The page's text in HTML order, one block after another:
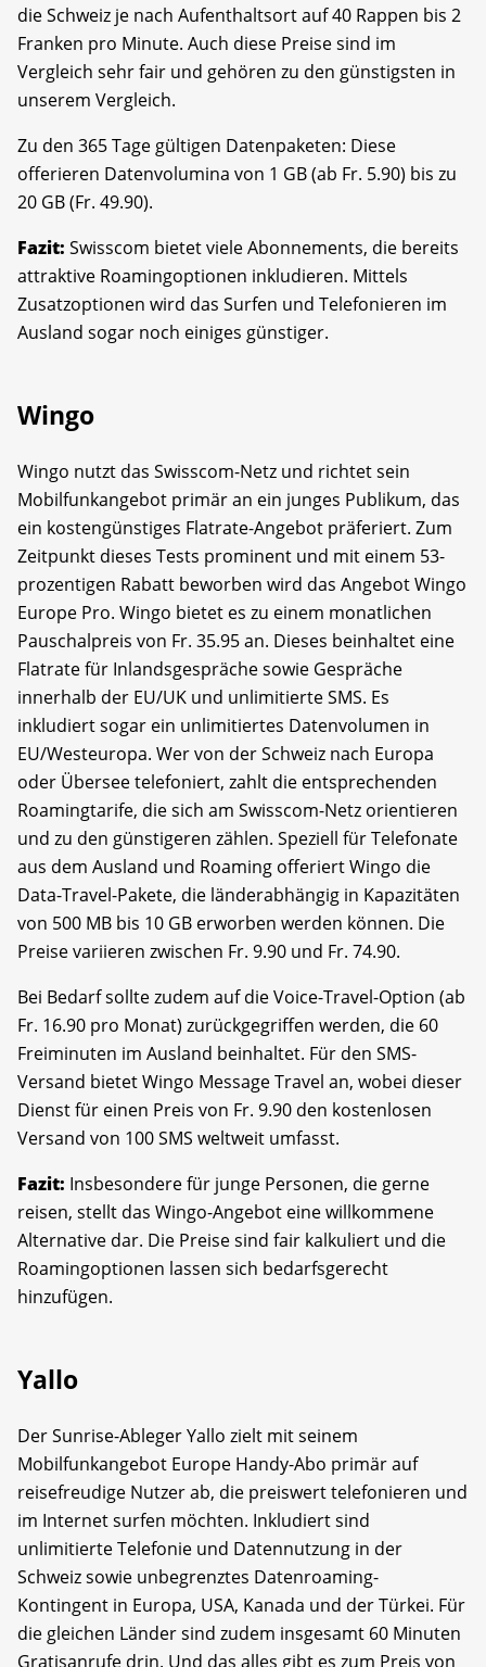
die Schweiz je nach Aufenthaltsort auf 40 Rappen bis 2
Franken pro Minute. Auch diese Preise sind im
Vergleich sehr fair und gehören zu den günstigsten in
unserem Vergleich.
Zu den 365 Tage gültigen Datenpaketen: Diese
offerieren Datenvolumina von 1 GB (ab Fr. 5.90) bis zu
20 GB (Fr. 49.90).
Fazit: Swisscom bietet viele Abonnements, die bereits
attraktive Roamingoptionen inkludieren. Mittels
Zusatzoptionen wird das Surfen und Telefonieren im
Ausland sogar noch einiges günstiger.
Wingo
Wingo nutzt das Swisscom-Netz und richtet sein
Mobilfunkangebot primär an ein junges Publikum, das
ein kostengünstiges Flatrate-Angebot präferiert. Zum
Zeitpunkt dieses Tests prominent und mit einem 53-
prozentigen Rabatt beworben wird das Angebot Wingo
Europe Pro. Wingo bietet es zu einem monatlichen
Pauschalpreis von Fr. 35.95 an. Dieses beinhaltet eine
Flatrate für Inlandsgespräche sowie Gespräche
innerhalb der EU/UK und unlimitierte SMS. Es
inkludiert sogar ein unlimitiertes Datenvolumen in
EU/Westeuropa. Wer von der Schweiz nach Europa
oder Übersee telefoniert, zahlt die entsprechenden
Roamingtarife, die sich am Swisscom-Netz orientieren
und zu den günstigeren zählen. Speziell für Telefonate
aus dem Ausland und Roaming offeriert Wingo die
Data-Travel-Pakete, die länderabhängig in Kapazitäten
von 500 MB bis 10 GB erworben werden können. Die
Preise variieren zwischen Fr. 9.90 und Fr. 74.90.
Bei Bedarf sollte zudem auf die Voice-Travel-Option (ab
Fr. 16.90 pro Monat) zurückgegriffen werden, die 60
Freiminuten im Ausland beinhaltet. Für den SMS-
Versand bietet Wingo Message Travel an, wobei dieser
Dienst für einen Preis von Fr. 9.90 den kostenlosen
Versand von 100 SMS weltweit umfasst.
Fazit: Insbesondere für junge Personen, die gerne
reisen, stellt das Wingo-Angebot eine willkommene
Alternative dar. Die Preise sind fair kalkuliert und die
Roamingoptionen lassen sich bedarfsgerecht
hinzufügen.
Yallo
Der Sunrise-Ableger Yallo zielt mit seinem
Mobilfunkangebot Europe Handy-Abo primär auf
reisefreudige Nutzer ab, die preiswert telefonieren und
im Internet surfen möchten. Inkludiert sind
unlimitierte Telefonie und Datennutzung in der
Schweiz sowie unbegrenztes Datenroaming-
Kontingent in Europa, USA, Kanada und der Türkei. Für
die gleichen Länder sind zudem insgesamt 60 Minuten
Gratisanrufe drin. Und das alles gibt es zum Preis von